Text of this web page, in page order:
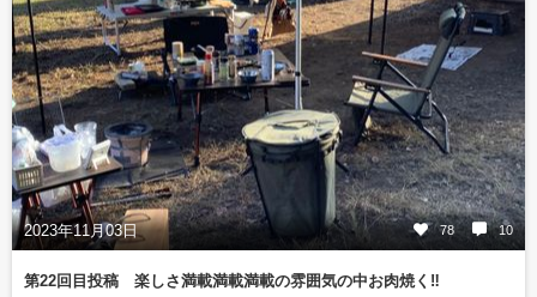
2023年11月03日 78 10
第22回目投稿 楽しさ満載満載満載の雰囲気の中お肉焼く‼️